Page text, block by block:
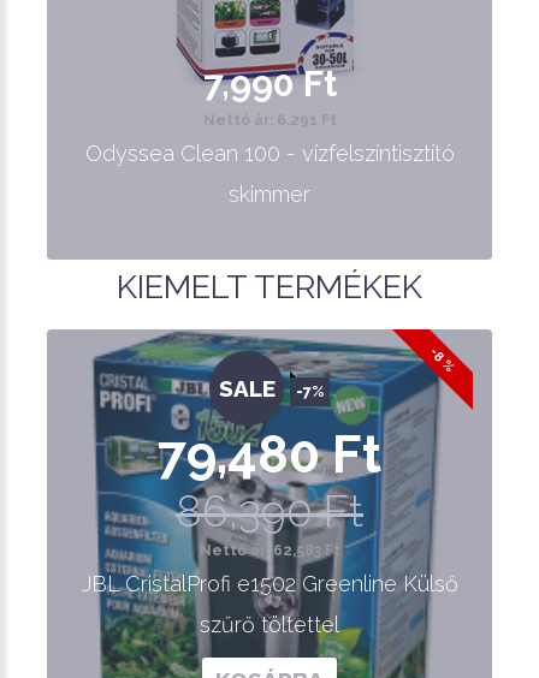
7,990 Ft
Nettó ár: 6,291 Ft
Odyssea Clean 100 - vízfelszíntisztító
skimmer
KIEMELT TERMÉKEK
-8 %
SALE -7%
79,480 Ft
86,390 Ft
Nettó ár: 62,583 Ft
JBL CristalProfi e1502 Greenline Külső
szűrő töltettel